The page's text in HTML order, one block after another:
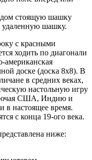
стоящую шашку
удаленную шашку.
с красными
ходить по диагонали
американская
доске (доска 8x8). В
в средних веках,
настольную игру
США, Индию и
в настоящее время.
с конца 19-ого века.
ниже: